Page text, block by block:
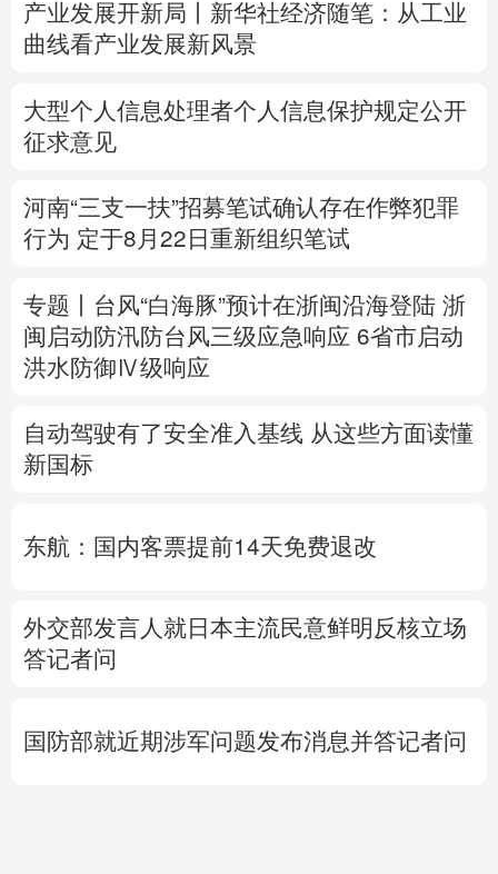
Русский язык
产业发展开新局丨 新华社经济随笔：从工业
曲线看产业发展新风景
大型个人信息处理者个人信息保护规定公开
征求意见
河南“三支一扶”招募笔试确认存在作弊犯罪
行为 定于8月22日重新组织笔试
专题丨 台风“白海豚”预计在浙闽沿海登陆 浙
闽启动防汛防台风三级应急响应 6省市启动
洪水防御Ⅳ级响应
自动驾驶有了安全准入基线 从这些方面读懂
新国标
东航：国内客票提前14天免费退改
外交部发言人就日本主流民意鲜明反核立场
答记者问
国防部就近期涉军问题发布消息并答记者问